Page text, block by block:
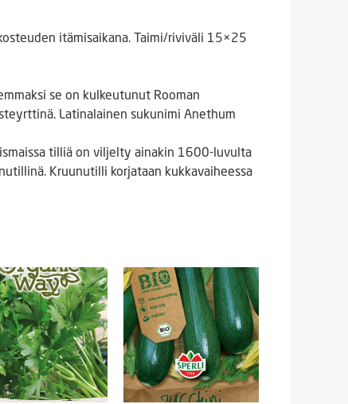
itämisaikana. Taimi/riviväli 15×25
se on kulkeutunut Rooman
Latinalainen sukunimi Anethum
tilliä on viljelty ainakin 1600-luvulta
Kruunutilli korjataan kukkavaiheessa